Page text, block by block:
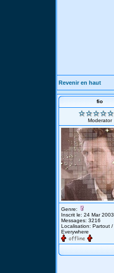
Revenir en haut
fio
Moderator
Genre:
Inscrit le: 24 Mar 2003
Messages: 3216
Localisation: Partout /
Everywhere